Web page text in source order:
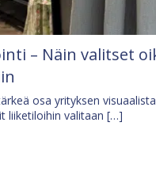
– Näin valitset
osa yrityksen
liiketiloihin valitaan […]